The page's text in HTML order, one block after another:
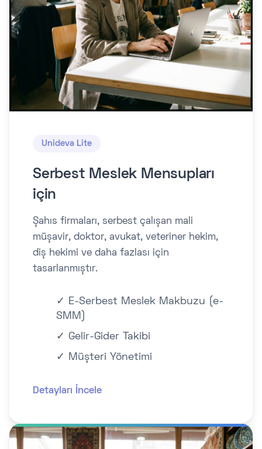
Unideva Lite
Serbest Meslek Mensupları
için
Şahıs firmaları, serbest çalışan mali
müşavir, doktor, avukat, veteriner hekim,
diş hekimi ve daha fazlası için
tasarlanmıştır.
✓ E-Serbest Meslek Makbuzu (e-
SMM)
✓ Gelir-Gider Takibi
✓ Müşteri Yönetimi
Detayları İncele